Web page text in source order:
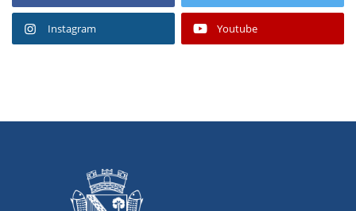
Instagram Youtube